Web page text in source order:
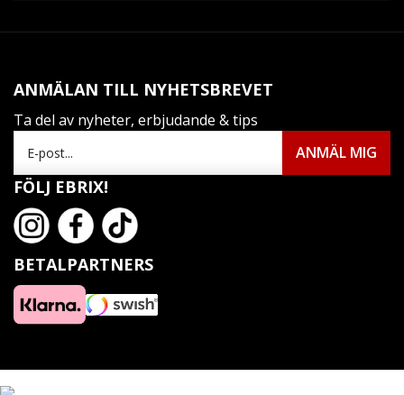
ANMÄLAN TILL NYHETSBREVET
Ta del av nyheter, erbjudande & tips
FÖLJ EBRIX!
BETALPARTNERS